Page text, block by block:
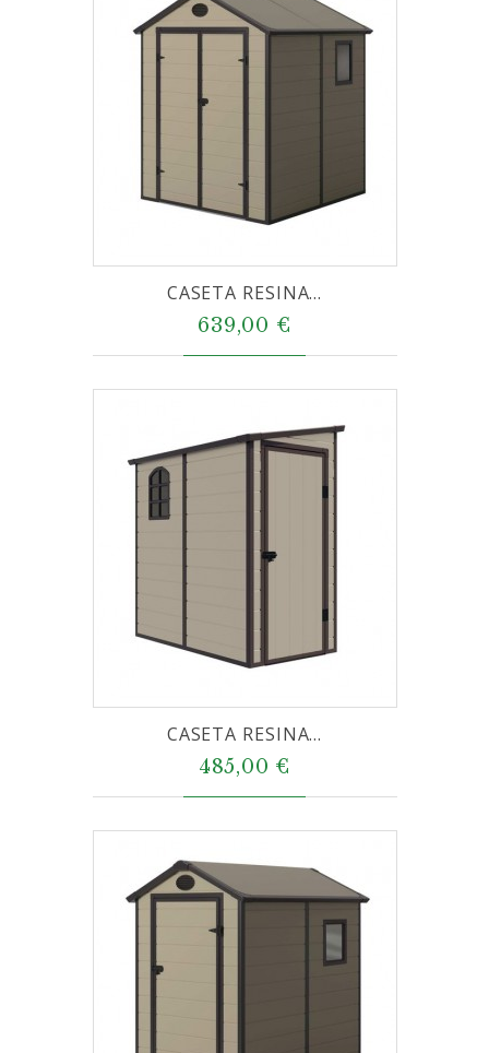
CASETA RESINA...
639,00 €
CASETA RESINA...
485,00 €